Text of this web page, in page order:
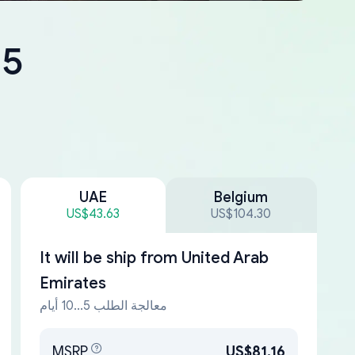
UAE
US$43.63
Belgium
US$104.30
It will be ship from United Arab
Emirates
معالجة الطلب 5...10 أيام